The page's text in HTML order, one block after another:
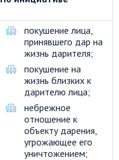
покушение лица,
принявшего дар на
жизнь дарителя;
покушение на
жизнь близких к
дарителю лица;
небрежное
отношение к
объекту дарения,
угрожающее его
уничтожением;